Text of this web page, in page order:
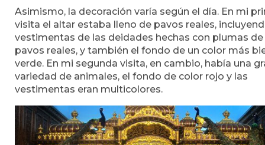
Asimismo, la decoración varía según el día. En mi
visita el altar estaba lleno de pavos reales,
vestimentas de las deidades hechas con plumas de
pavos reales, y también el fondo de un color más
verde. En mi segunda visita, en cambio, había una
variedad de animales, el fondo de color rojo y las
vestimentas eran multicolores.